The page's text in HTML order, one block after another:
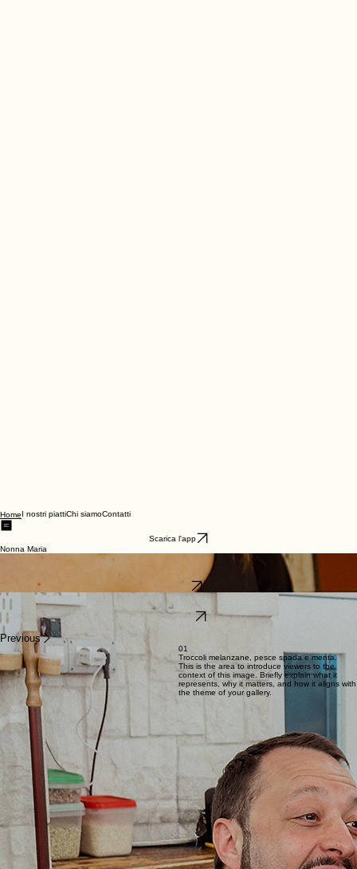
HomeI nostri piatti
Nonna Maria
Benvenuto a Nonna Maria
I piatti della tradizione pugliese, conditi con piccoli segreti di famiglia e con il sapore della
passione.
Chi siamo
Scopri alcuni dei nostri piatti più amati, dagli antipasti freschi che provengono dal mare fino ad
arrivare ai dolci fatti in casa dai nostri chef.
I nostri piatti
La nostra passione nei piatti della tradizione
Previous
01
Troccoli melanzane, pesce spada e menta.
This is the area to introduce viewers to the
the theme of your gallery.